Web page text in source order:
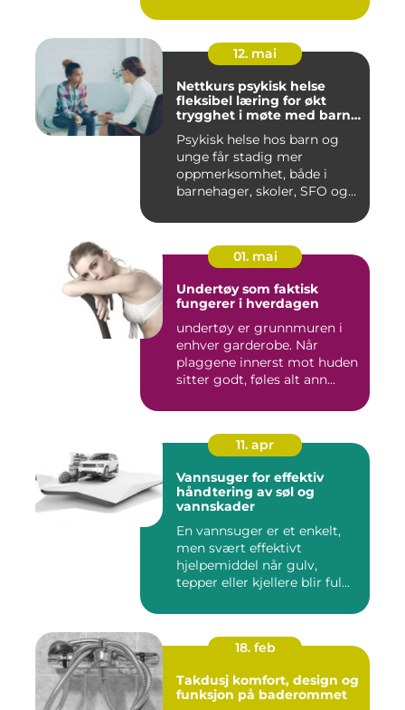
12. mai
Nettkurs psykisk helse
fleksibel læring for økt
trygghet i møte med barn
Psykisk helse hos barn og
unge får stadig mer
oppmerksomhet, både i
barnehager, skoler, SFO og
01. mai
Undertøy som faktisk
fungerer i hverdagen
undertøy er grunnmuren i
enhver garderobe. Når
plaggene innerst mot huden
sitter godt, føles alt ann...
11. apr
Vannsuger for effektiv
håndtering av søl og
vannskader
En vannsuger er et enkelt,
men svært effektivt
hjelpemiddel når gulv,
tepper eller kjellere blir ful...
18. feb
Takdusj komfort, design og
funksjon på baderommet